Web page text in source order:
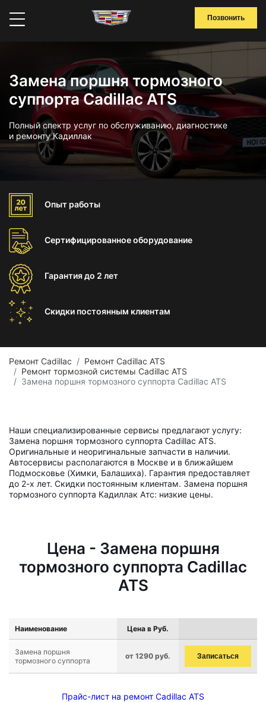
Позвонить
Замена поршня тормозного
суппорта Cadillac ATS
Полный спектр услуг по обслуживанию, диагностике
и ремонту Кадиллак
Опыт работы
Сертифицированноеоборудование
Гарантиядо 2 лет
Скидки постоянным клиентам
Ремонт Cadillac
Ремонт Cadillac ATS
Ремонт тормозной системы Cadillac ATS
Замена поршня тормозного суппорта Cadillac ATS
Наши специализированные сервисы предлагают услугу:
Замена поршня тормозного суппорта Cadillac ATS.
Оригинальные и неоригинальные запчасти в наличии.
Автосервисы располагаются в Москве и в ближайшем
Подмосковье (Химки, Балашиха). Гарантия предоставляет
до 2-х лет. Скидки постоянным клиентам. Замена поршня
тормозного суппорта Кадиллак Атс: низкие цены.
Цена - Замена поршня
тормозного суппорта Cadillac
ATS
Наименование Цена в Руб.
Замена поршня
тормозного суппорта
от 1290 руб. Записаться
Прайс-лист на ремонт Cadillac ATS